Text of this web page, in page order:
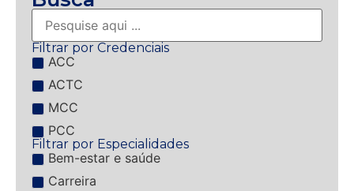
Filtrar por Credenciais
ACC
ACTC
MCC
PCC
Filtrar por Especialidades
Bem-estar e saúde
Carreira